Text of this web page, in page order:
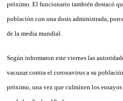
próximo. El funcionario también destacó
población con una dosis administrada,
de la media mundial.
Según informaron este viernes las
vacunar contra el coronavirus a su
próximo, una vez que culminen los